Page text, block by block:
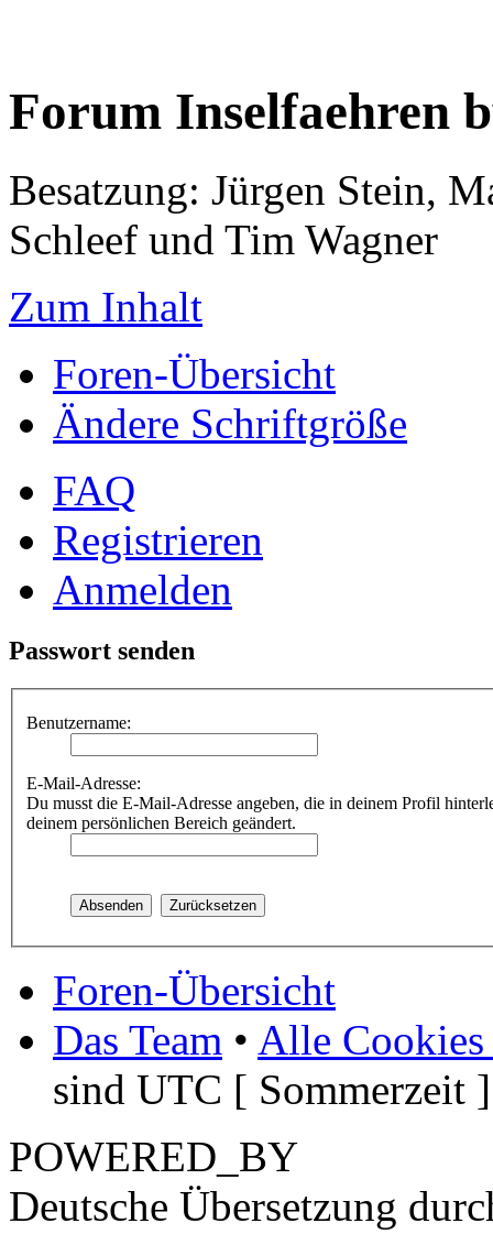
Forum Inselfaehren
Besatzung: Jürgen Stein,
Schleef und Tim Wagner
Zum Inhalt
Foren-Übersicht
Ändere Schriftgröße
FAQ
Registrieren
Anmelden
Passwort senden
Benutzername:
E-Mail-Adresse:
Du musst die E-Mail-Adresse angeben, die in deinem Profil
deinem persönlichen Bereich geändert.
Foren-Übersicht
Das Team • Alle Cookies
sind UTC [ Sommerzeit ]
POWERED_BY
Deutsche Übersetzung